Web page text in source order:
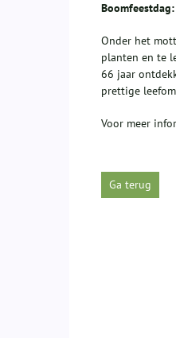
Onder het
planten en te
66 jaar
prettige
Voor meer
Ga terug